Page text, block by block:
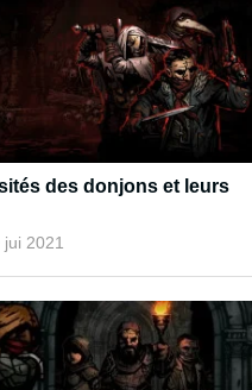
des donjons et leurs
jui 2021